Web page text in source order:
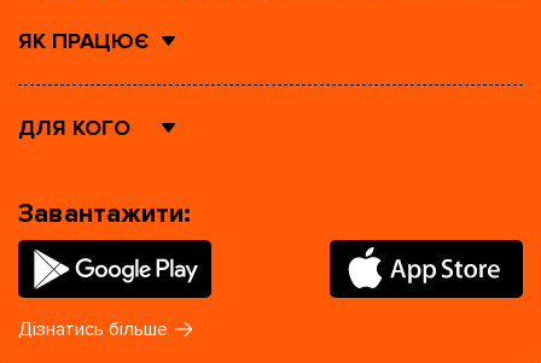
ЯК ПРАЦЮЄ
ДЛЯ КОГО
Завантажити:
Дізнатись більше